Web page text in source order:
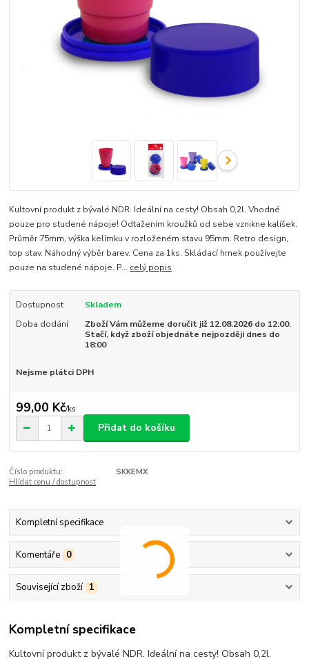
Kultovní produkt z bývalé NDR. Ideální na cesty! Obsah 0,2l. Vhodné
pouze pro studené nápoje! Odtažením kroužků od sebe vznikne kalíšek.
Průměr 75mm, výška kelímku v rozloženém stavu 95mm. Retro design,
top stav. Náhodný výběr barev. Cena za 1ks. Skládací hrnek používejte
pouze na studené nápoje. P... celý popis
Dostupnost
Skladem
Doba dodání
Zboží Vám můžeme doručit již 12.08.2026 do 12:00.
Stačí, když zboží objednáte nejpozději dnes do
18:00
Nejsme plátci DPH
99,00 Kč/ks
Přidat do košíku
Číslo produktu:
SKKEMX
Hlídat cenu / dostupnost
Kompletní specifikace
Komentáře 0
Související zboží 1
Kompletní specifikace
Kultovní produkt z bývalé NDR. Ideální na cesty! Obsah 0,2l.